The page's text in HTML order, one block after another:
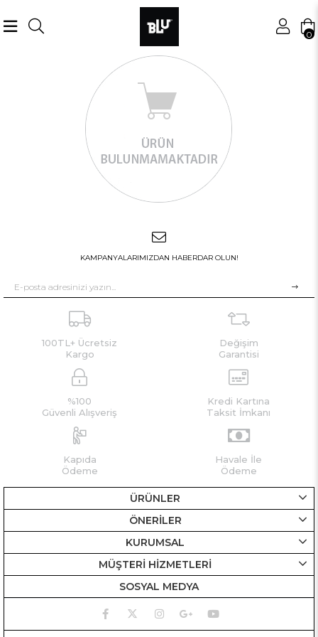
0
KAMPANYALARIMIZDAN HABERDAR OLUN!
100TL+ Ücretsiz
Kargo
Değişim
Garantisi
%100
Güvenli Alışveriş
Kredi Kartına
Taksit İmkanı
Kapıda
Ödeme
Havale İle
Ödeme
ÜRÜNLER
ÖNERİLER
KURUMSAL
MÜŞTERİ HİZMETLERİ
SOSYAL MEDYA